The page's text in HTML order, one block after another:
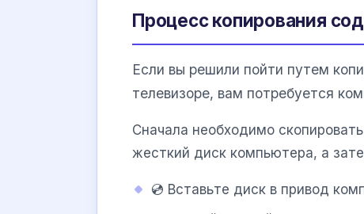
Процесс копирования
Если вы решили пойти путем
телевизоре, вам потребуется
Сначала необходимо
жесткий диск компьютера, а
💿 Вставьте диск в привод